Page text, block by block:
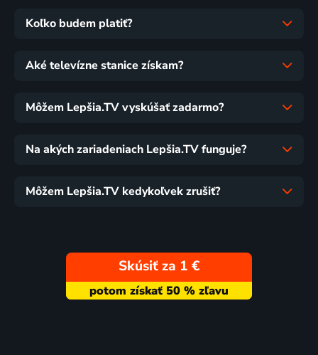
Koľko budem platiť?
Aké televízne stanice získam?
Môžem Lepšia.TV vyskúšať zadarmo?
Na akých zariadeniach Lepšia.TV funguje?
Môžem Lepšia.TV kedykoľvek zrušiť?
Skúsiť za 1 €